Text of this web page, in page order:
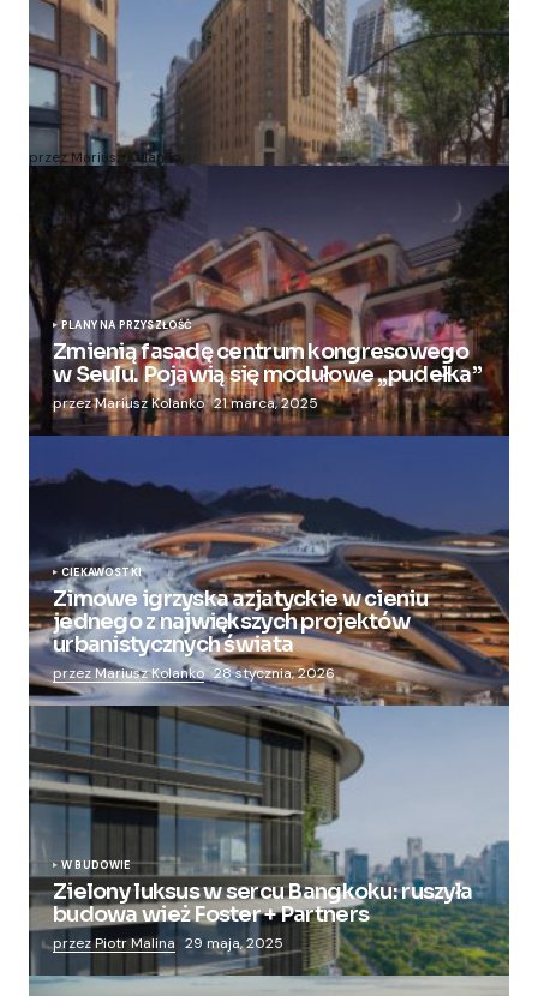
Zmieniają więzienie dla kobiet w nowoczesny
apartamentowiec
przez Mariusz Kolanko 20 lipca, 2024
PLANY NA PRZYSZŁOŚĆ
Zmienią fasadę centrum kongresowego
w Seulu. Pojawią się modułowe „pudełka”
przez Mariusz Kolanko 21 marca, 2025
CIEKAWOSTKI
Zimowe igrzyska azjatyckie w cieniu
jednego z największych projektów
urbanistycznych świata
przez Mariusz Kolanko 28 stycznia, 2026
W BUDOWIE
Zielony luksus w sercu Bangkoku: ruszyła
budowa wież Foster + Partners
przez Piotr Malina 29 maja, 2025